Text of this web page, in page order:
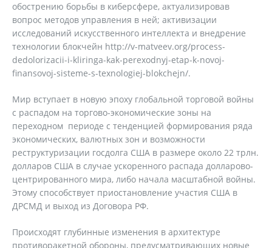
обострению борьбы в киберсфере, актуализировав
вопрос методов управления в ней; активизации
исследований искусственного интеллекта и внедрение
технологии блокчейн http://v-matveev.org/process-
dedolorizacii-i-kliringa-kak-perexodnyj-etap-k-novoj-
finansovoj-sisteme-s-texnologiej-blokchejn/.
Мир вступает в новую эпоху глобальной торговой войны
с распадом на торгово-экономические зоны на
переходном периоде с тенденцией формирования ряда
экономических, валютных зон и возможности
реструктуризации госдолга США в размере около 22 трлн.
долларов США в случае ускоренного распада долларово-
центрированного мира, либо начала масштабной войны.
Этому способствует приостановление участия США в
ДРСМД и выход из Договора РФ.
Происходят глубинные изменения в архитектуре
противоракетной обороны, предусматривающих новые